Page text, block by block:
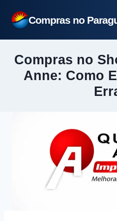
para
Compras no
Compras no
Anne: Como